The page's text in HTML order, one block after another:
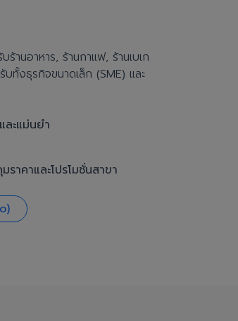
บร้านอาหาร, ร้านกาแฟ, ร้านเบเก
ทั้งธุรกิจขนาดเล็ก (SME) และ
ละแม่นยำ
าคาและโปรโมชั่นสาขา